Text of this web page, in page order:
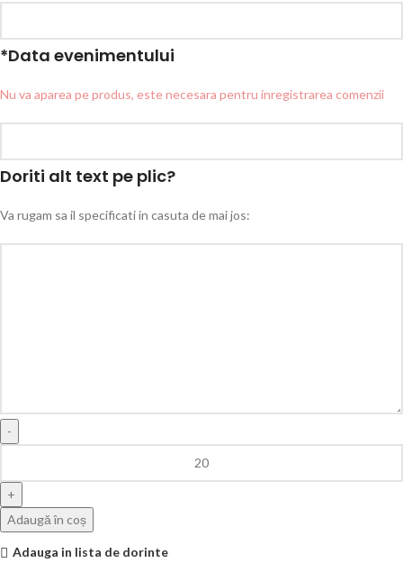
*Data evenimentului
Nu va aparea pe produs, este necesara pentru inregistrarea comenzii
Doriti alt text pe plic?
Va rugam sa il specificati in casuta de mai jos:
Adaugă în coș
Adauga in lista de dorinte